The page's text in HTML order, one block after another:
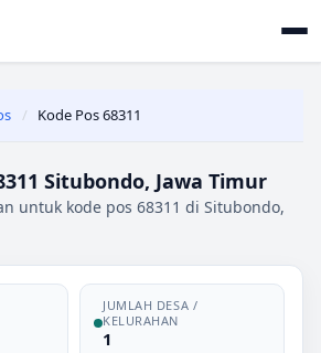
/ Kode Pos 68311
Situbondo, Jawa Timur
untuk kode pos 68311 di Situbondo,
JUMLAH DESA /
KELURAHAN
1